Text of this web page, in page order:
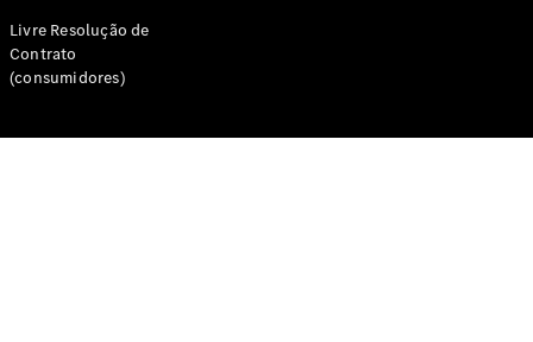
Livre Resolução de
Contrato
(consumidores)